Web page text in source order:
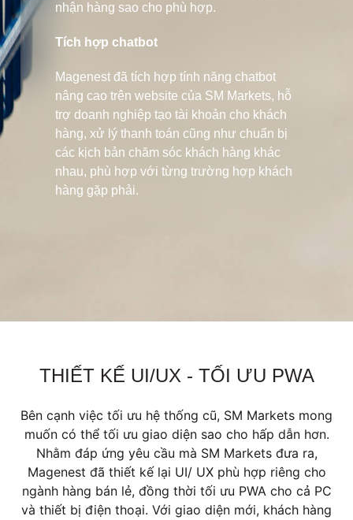
nhận hàng sao cho phù hợp.
Tích hợp chatbot
Magenest đã tích hợp tính năng chatbot
nâng cao trên website của SM Markets, hỗ
trợ doanh nghiệp tạo tài khoản cho khách
hàng, xử lý thanh toán cũng như chuẩn bị
các kịch bản chăm sóc khách hàng khác
nhau, phù hợp với từng trường hợp khách
hàng gặp phải.
THIẾT KẾ UI/UX - TỐI ƯU PWA
Bên cạnh việc tối ưu hệ thống cũ, SM Markets mong
muốn có thể tối ưu giao diện sao cho hấp dẫn hơn.
Nhằm đáp ứng yêu cầu mà SM Markets đưa ra,
Magenest đã thiết kế lại UI/ UX phù hợp riêng cho
ngành hàng bán lẻ, đồng thời tối ưu PWA cho cả PC
và thiết bị điện thoại. Với giao diện mới, khách hàng